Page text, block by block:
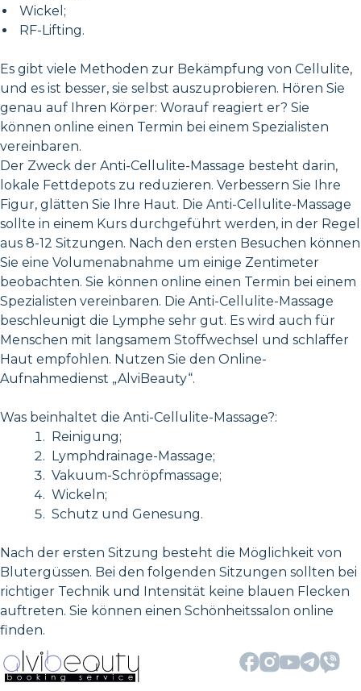
Wickel;
RF-Lifting.
Es gibt viele Methoden zur Bekämpfung von Cellulite,
und es ist besser, sie selbst auszuprobieren. Hören Sie
genau auf Ihren Körper: Worauf reagiert er? Sie
können online einen Termin bei einem Spezialisten
vereinbaren.
Der Zweck der Anti-Cellulite-Massage besteht darin,
lokale Fettdepots zu reduzieren. Verbessern Sie Ihre
Figur, glätten Sie Ihre Haut. Die Anti-Cellulite-Massage
sollte in einem Kurs durchgeführt werden, in der Regel
aus 8-12 Sitzungen. Nach den ersten Besuchen können
Sie eine Volumenabnahme um einige Zentimeter
beobachten. Sie können online einen Termin bei einem
Spezialisten vereinbaren. Die Anti-Cellulite-Massage
beschleunigt die Lymphe sehr gut. Es wird auch für
Menschen mit langsamem Stoffwechsel und schlaffer
Haut empfohlen. Nutzen Sie den Online-
Aufnahmedienst „AlviBeauty“.
Was beinhaltet die Anti-Cellulite-Massage?:
Reinigung;
Lymphdrainage-Massage;
Vakuum-Schröpfmassage;
Wickeln;
Schutz und Genesung.
Nach der ersten Sitzung besteht die Möglichkeit von
Blutergüssen. Bei den folgenden Sitzungen sollten bei
richtiger Technik und Intensität keine blauen Flecken
auftreten. Sie können einen Schönheitssalon online
finden.